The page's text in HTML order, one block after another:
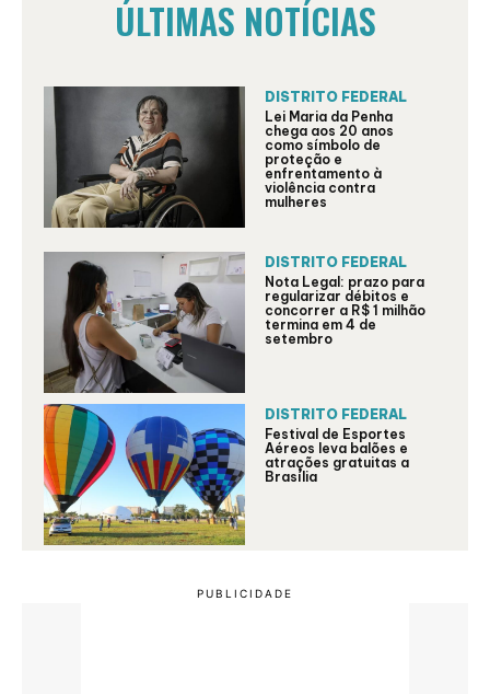
ÚLTIMAS NOTÍCIAS
DISTRITO FEDERAL
Lei Maria da Penha
chega aos 20 anos
como símbolo de
proteção e
enfrentamento à
violência contra
mulheres
DISTRITO FEDERAL
Nota Legal: prazo para
regularizar débitos e
concorrer a R$ 1 milhão
termina em 4 de
setembro
DISTRITO FEDERAL
Festival de Esportes
Aéreos leva balões e
atrações gratuitas a
Brasília